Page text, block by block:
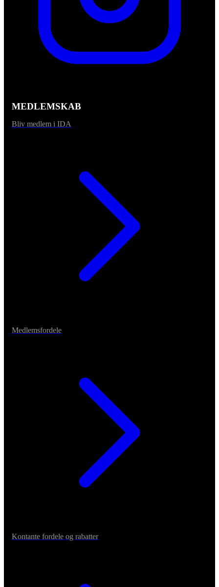
MEDLEMSKAB
Bliv medlem i IDA
Medlemsfordele
Kontante fordele og rabatter